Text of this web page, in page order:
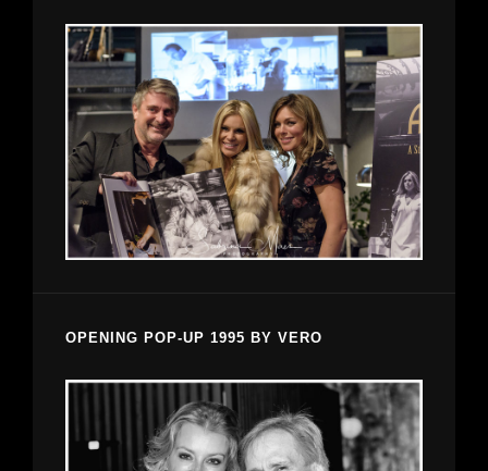
OPENING POP-UP 1995 BY VERO